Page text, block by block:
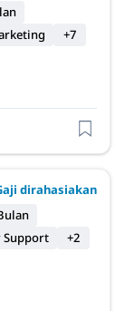
+7
dirahasiakan
Support +2